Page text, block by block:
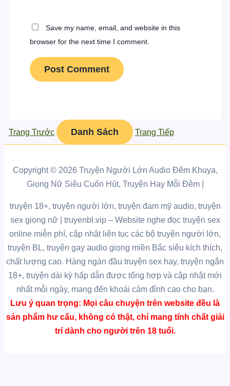
Save my name, email, and website in this
browser for the next time I comment.
Trang Trước Danh Sách Trang Tiếp
Copyright © 2026 Truyện Người Lớn Audio Đêm Khuya,
Giọng Nữ Siêu Cuốn Hút, Truyện Hay Mỗi Đêm |
truyện 18+, truyện người lớn, truyện đam mỹ audio, truyện
sex giọng nữ | truyenbl.vip– Website nghe đọc truyện sex
online miễn phí, cập nhật liên tục các bộ truyện người lớn,
truyện BL, truyện gay audio giọng miền Bắc siêu kích thích,
chất lượng cao. Hàng ngàn đầu truyện sex hay, truyện ngắn
18+, truyện dài kỳ hấp dẫn được tổng hợp và cập nhật mới
nhất mỗi ngày, mang đến khoái cảm đỉnh cao cho bạn.
Lưu ý quan trọng: Mọi câu chuyện trên website đều là
sản phẩm hư cấu, không có thật, chỉ mang tính chất giải
trí dành cho người trên 18 tuổi.